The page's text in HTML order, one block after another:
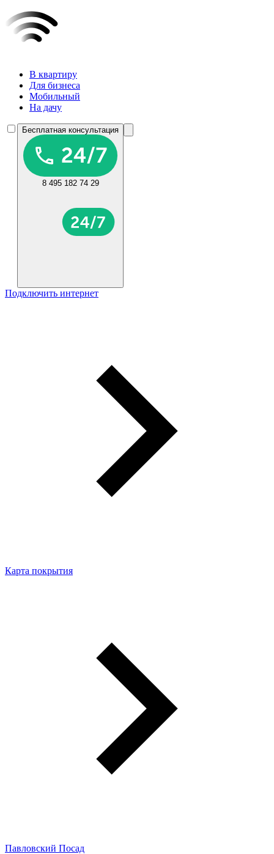
В квартиру
Для бизнеса
Мобильный
На дачу
Бесплатная консультация
8 495 182 74 29
Подключить интернет
Карта покрытия
Павловский Посад